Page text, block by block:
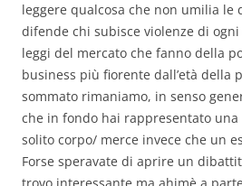
leggere qualcosa che non umilia le
difende chi subisce violenze di
leggi del mercato che fanno della
business più fiorente dall’età della
sommato rimaniamo, in senso
che in fondo hai rappresentato
solito corpo/ merce invece che un
Forse speravate di aprire un